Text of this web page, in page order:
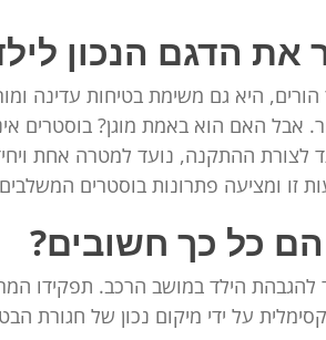
את הדגם הנכון
היא גם משימת בטיחות עדינה
אבל האם הוא באמת מוגן? בוסטרים
לצורת ההתקנה, נועד למטרה אחת
זו ומציעה פתרונות בוסטרים
כל כך חשובים?
להגבהת הילד במושב הרכב. תפקידו
על ידי מיקום נכון של חגורת